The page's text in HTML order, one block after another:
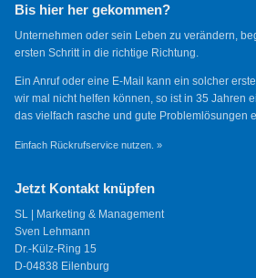
Bis hier her gekommen?
Unternehmen oder sein Leben zu verändern,
ersten Schritt in die richtige Richtung.
Ein Anruf oder eine E-Mail kann ein solcher
wir mal nicht helfen können, so ist in 35 Jahren
das vielfach rasche und gute Problemlösungen
Einfach Rückrufservice nutzen. »
Jetzt Kontakt knüpfen
SL | Marketing & Management
Sven Lehmann
Dr.-Külz-Ring 15
D-04838 Eilenburg